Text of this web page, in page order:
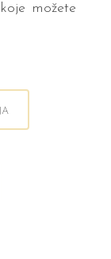
možete